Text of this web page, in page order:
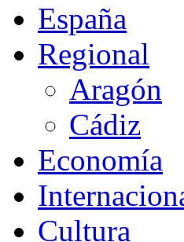
España
Regional
Aragón
Cádiz
Economía
Cultura